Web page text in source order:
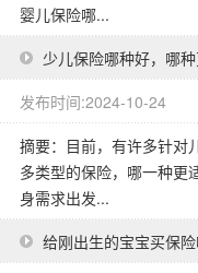
婴儿保险哪...
少儿保险哪种好，哪
发布时间:2024-10-24
摘要：目前，有许多针对
多类型的保险，哪一种更
身需求出发...
给刚出生的宝宝买保